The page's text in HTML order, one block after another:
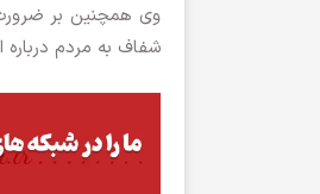
وی همچنین بر ضرورت
شفاف به مردم درباره